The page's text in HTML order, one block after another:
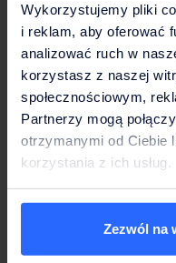
Wykorzystujemy pliki
i reklam, aby oferować
analizować ruch w
korzystasz z naszej
społecznościowym,
Partnerzy mogą
otrzymanymi od Ciebie
korzystania z ich usług.
Zezwól na
Warto już na samym
można obliczyć na dwa
obliczenie swojego
dokonać tego możesz
ilości wody, jaką
czynności. Natomiast
wodnego produktu,
produkcyjnego.
W jaki